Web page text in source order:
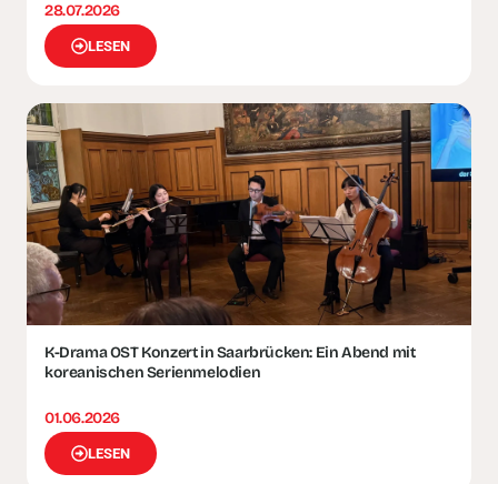
28.07.2026
LESEN
K-Drama OST Konzert in Saarbrücken: Ein Abend mit
koreanischen Serienmelodien
01.06.2026
LESEN